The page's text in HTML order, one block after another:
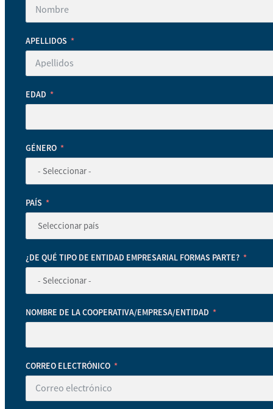
APELLIDOS
EDAD
GÉNERO
PAÍS
¿DE QUÉ TIPO DE ENTIDAD EMPRESARIAL FORMAS PARTE?
NOMBRE DE LA COOPERATIVA/EMPRESA/ENTIDAD
CORREO ELECTRÓNICO